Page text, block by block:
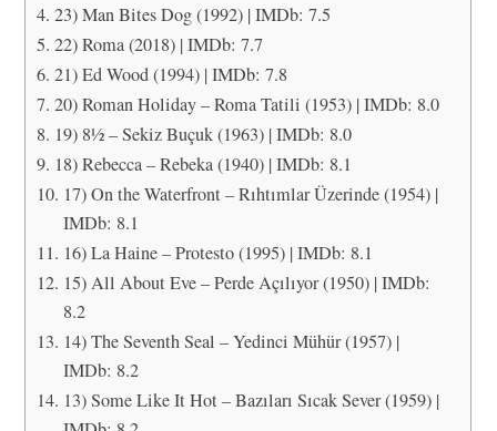
23) Man Bites Dog (1992) | IMDb: 7.5
22) Roma (2018) | IMDb: 7.7
21) Ed Wood (1994) | IMDb: 7.8
20) Roman Holiday – Roma Tatili (1953) | IMDb: 8.0
19) 8½ – Sekiz Buçuk (1963) | IMDb: 8.0
18) Rebecca – Rebeka (1940) | IMDb: 8.1
17) On the Waterfront – Rıhtımlar Üzerinde (1954) |
IMDb: 8.1
16) La Haine – Protesto (1995) | IMDb: 8.1
15) All About Eve – Perde Açılıyor (1950) | IMDb:
8.2
14) The Seventh Seal – Yedinci Mühür (1957) |
IMDb: 8.2
13) Some Like It Hot – Bazıları Sıcak Sever (1959) |